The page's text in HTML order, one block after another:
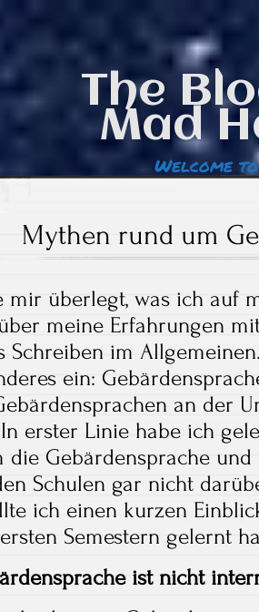
The
Mad
Welcome
Mythen rund um
mir überlegt, was ich auf
meine Erfahrungen
Schreiben im
ein:
an der
erster Linie habe ich
die Gebärdensprache
Schulen gar nicht
ich einen kurzen
Semestern gelernt
ist nicht